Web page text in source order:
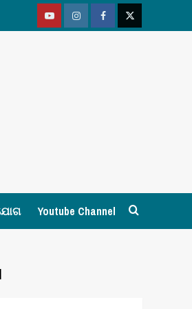
YoutubeVimeoFacebookTwitter
Youtube Channel